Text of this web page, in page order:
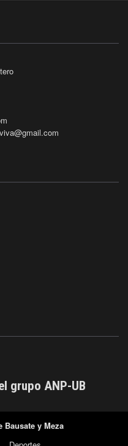
grupo ANP-UB
Bausate y Meza